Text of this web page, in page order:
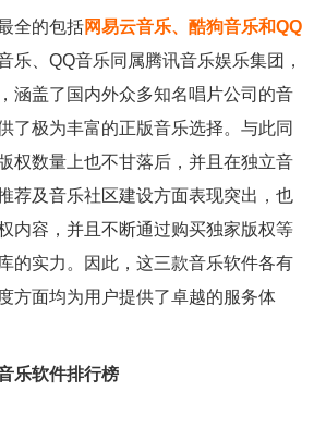
全的包括网易云音乐、酷狗音乐和QQ
乐、QQ音乐同属腾讯音乐娱乐集团，
涵盖了国内外众多知名唱片公司的音
了极为丰富的正版音乐选择。与此同
权数量上也不甘落后，并且在独立音
荐及音乐社区建设方面表现突出，也
内容，并且不断通过购买独家版权等
的实力。因此，这三款音乐软件各有
方面均为用户提供了卓越的服务体
乐软件排行榜